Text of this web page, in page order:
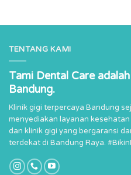
TENTANG KAMI
Tami Dental Care
Bandung.
Klinik gigi terpercaya Bandung
menyediakan layanan
dan klinik gigi yang bergaransi
terdekat di Bandung Raya.